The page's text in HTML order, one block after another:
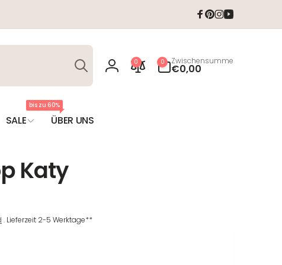
Facebook
Pinterest
Instagram
YouTube
Suchen
Einloggen
0 0
Artikel
Zwischensumme
€0,00
SALE
bis zu 60%
ÜBER UNS
Katy
. Lieferzeit 2-5 Werktage**